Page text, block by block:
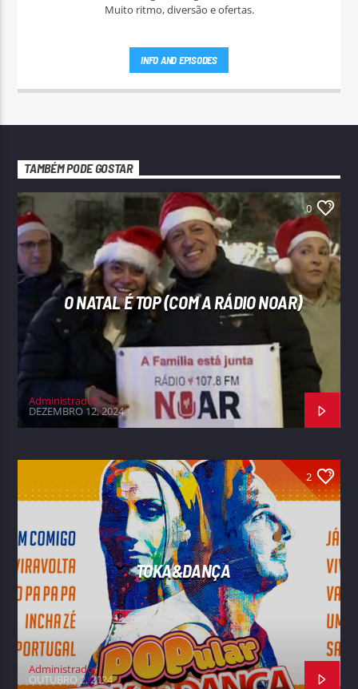
Muito ritmo, diversão e ofertas.
INFO AND EPISODES
TAMBÉM PODE GOSTAR
0
O NATAL É TOP (COM A RÁDIO NOAR)
Administrador
DEZEMBRO 12, 2024
2
TOKA&DANÇA
Administrador
OUTUBRO 2, 2024